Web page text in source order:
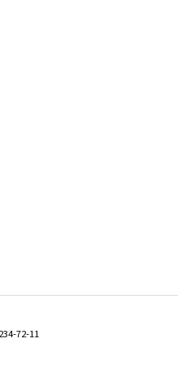
72-11